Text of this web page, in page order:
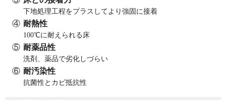
下地処理工程をプラスしてより強固に接着
耐熱性
100℃に耐えられる床
耐薬品性
洗剤、薬品で劣化しづらい
耐汚染性
抗菌性とカビ抵抗性